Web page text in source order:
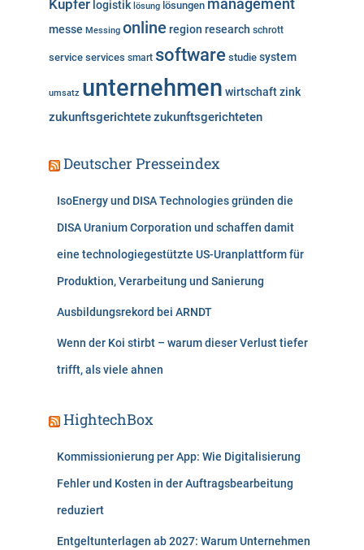
Kupfer logistik lösung lösungen management
messe Messing online region research schrott
service services smart software studie system
umsatz unternehmen wirtschaftzink
zukunftsgerichtetezukunftsgerichteten
Deutscher Presseindex
IsoEnergy und DISA Technologies gründen die
DISA Uranium Corporation und schaffen damit
eine technologiegestützte US-Uranplattform für
Produktion, Verarbeitung und Sanierung
Ausbildungsrekord bei ARNDT
Wenn der Koi stirbt – warum dieser Verlust tiefer
trifft, als viele ahnen
HightechBox
Kommissionierung per App: Wie Digitalisierung
Fehler und Kosten in der Auftragsbearbeitung
reduziert
Entgeltunterlagen ab 2027: Warum Unternehmen